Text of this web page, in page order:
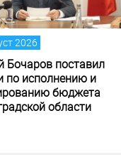
04 август 2026
Андрей Бочаров провел
совещание по ходу
создания памятника и
музея СВО